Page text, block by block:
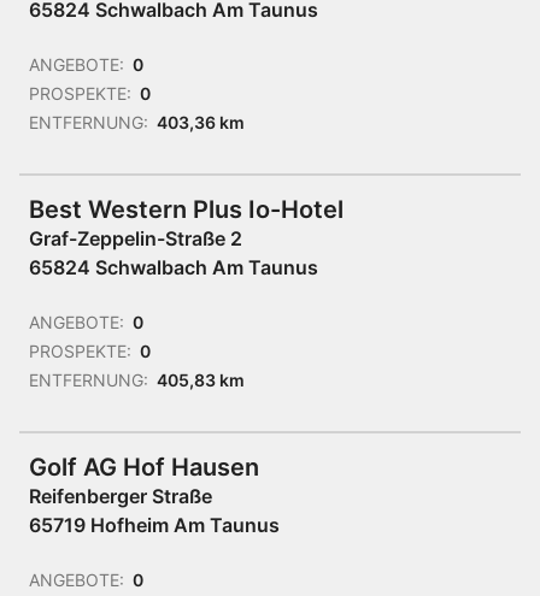
65824 Schwalbach Am Taunus
ANGEBOTE: 0
PROSPEKTE: 0
ENTFERNUNG: 403,36 km
Best Western Plus Io-Hotel
Graf-Zeppelin-Straße 2
65824 Schwalbach Am Taunus
ANGEBOTE: 0
PROSPEKTE: 0
ENTFERNUNG: 405,83 km
Golf AG Hof Hausen
Reifenberger Straße
65719 Hofheim Am Taunus
ANGEBOTE: 0